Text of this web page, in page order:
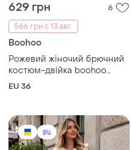
629 грн
6
566 грн с 13 авг.
Boohoo
Рожевий жіночий брючний
костюм-двійка boohoo
(двобортний жакет та
EU 36